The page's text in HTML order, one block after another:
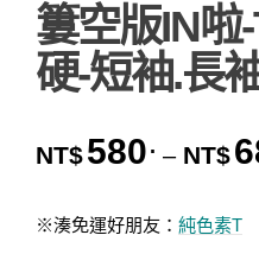
簍空版IN啦
硬-短袖.長
NT$580 . – NT$
※湊免運好朋友： 純色素T